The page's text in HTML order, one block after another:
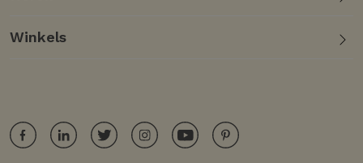
Winkels